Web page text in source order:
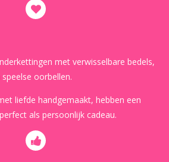
met verwisselbare bedels,
oorbellen.
liefde handgemaakt, hebben een
als persoonlijk cadeau.